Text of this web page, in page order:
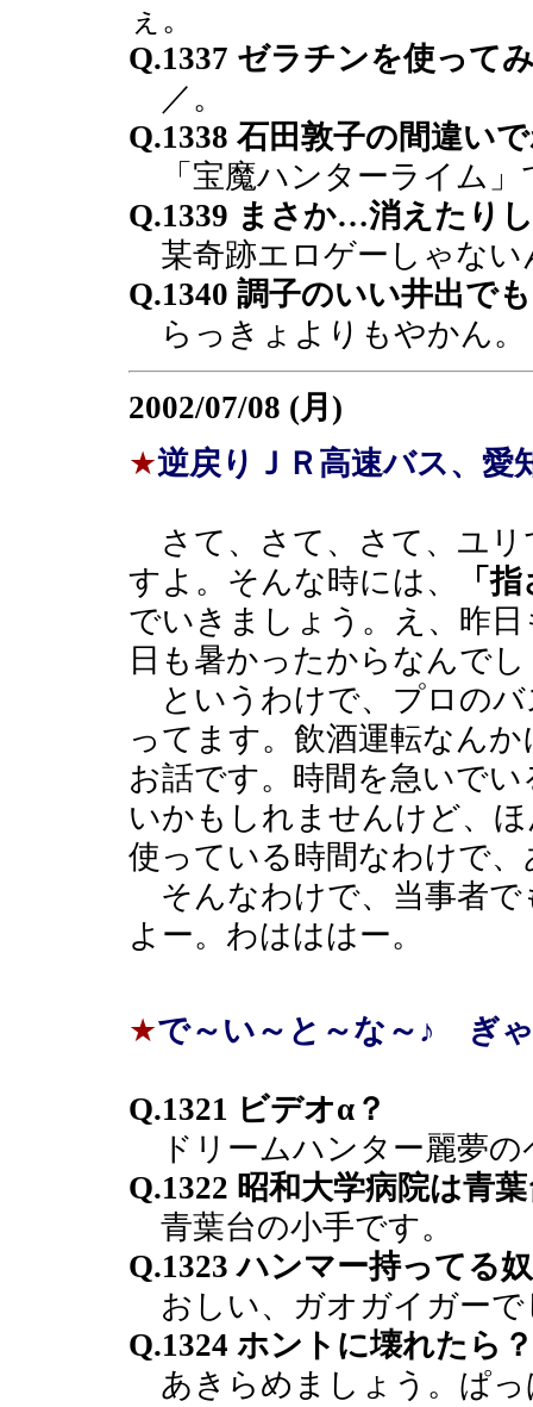
ぇ。
Q.1337 ゼラチンを使って
／。
Q.1338 石田敦子の間違い
「宝魔ハンターライム」
Q.1339 まさか…消えたり
某奇跡エロゲーしゃない
Q.1340 調子のいい井出で
らっきょよりもやかん。
2002/07/08 (月)
★逆戻りＪＲ高速バス、愛
さて、さて、さて、ユリ
すよ。そんな時には、
「
でいきましょう。え、昨
日も暑かったからなんで
というわけで、プロのバ
ってます。飲酒運転なん
お話です。時間を急いで
いかもしれませんけど、
使っている時間なわけで
そんなわけで、当事者で
よー。わはははー。
★で～い～と～な～♪ ぎ
Q.1321 ビデオα？
ドリームハンター麗夢の
Q.1322 昭和大学病院は青
青葉台の小手です。
Q.1323 ハンマー持ってる
おしい、ガオガイガーで
Q.1324 ホントに壊れたら？
あきらめましょう。ぱっ